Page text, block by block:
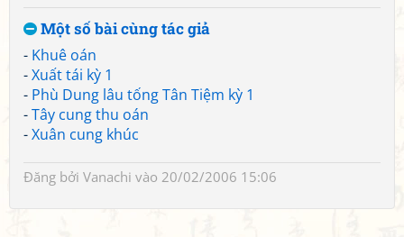
Một số bài cùng tác giả
- Khuê oán
-Xuất tái kỳ 1
- Phù Dung lâu tống Tân Tiệm kỳ 1
-Tây cung thu oán
-Xuân cung khúc
Đăng bởi Vanachi vào 20/02/2006 15:06